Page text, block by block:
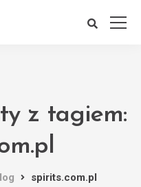
z tagiem:
spirits.com.pl